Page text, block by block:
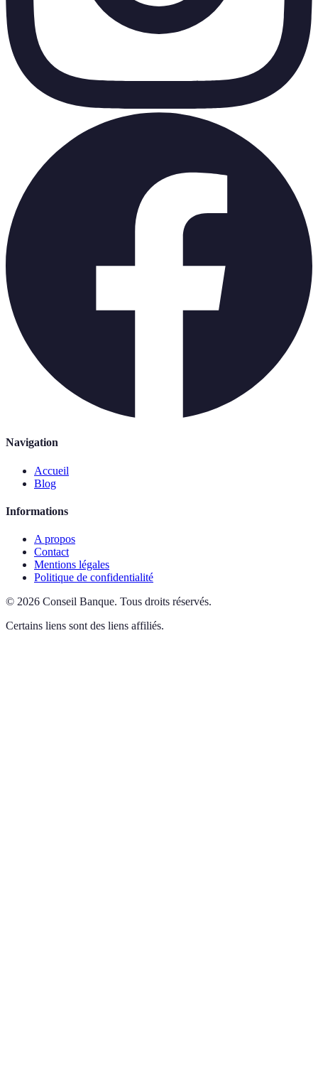
Navigation
Accueil
Blog
Informations
A propos
Contact
Mentions légales
Politique de confidentialité
© 2026 Conseil Banque. Tous droits réservés.
Certains liens sont des liens affiliés.